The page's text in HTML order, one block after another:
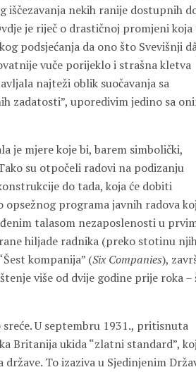
nekih ranije dostupnih
je riječ o drastičnoj promjeni koja
podsjećanja da ono što Svevišnji
vuče porijeklo i strašna kletva
najteži oblik suočavanja sa
zadatosti”, uporedivim jedino sa
je mjere koje bi, barem simbolički,
su otpočeli radovi na podizanju
do tada, koja će dobiti
opsežnog programa javnih radova
talasom nezaposlenosti u
hiljade radnika (preko stotinu
kompanija” (Six Companies),
više od dvije godine prije roka –
U septembru 1931., pritisnuta
Britanija ukida “zlatni standard”,
To izaziva u Sjedinjenim